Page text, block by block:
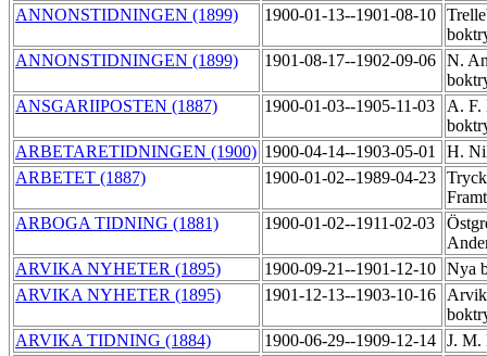
ANNONSTIDNINGEN (1899)
1900-01-13--1901-08-10
ANNONSTIDNINGEN (1899)
1901-08-17--1902-09-06 N.
ANSGARIIPOSTEN (1887)
1900-01-03--1905-11-03
A. F.
ARBETARETIDNINGEN (1900) 1900-04-14--1903-05-01
H.
ARBETET (1887)
1900-01-02--1989-04-23
ARBOGA TIDNING (1881)
1900-01-02--1911-02-03
ARVIKA NYHETER (1895)
1900-09-21--1901-12-10 Nya
ARVIKA NYHETER (1895)
1901-12-13--1903-10-16
ARVIKA TIDNING (1884)
1900-06-29--1909-12-14 J. M.